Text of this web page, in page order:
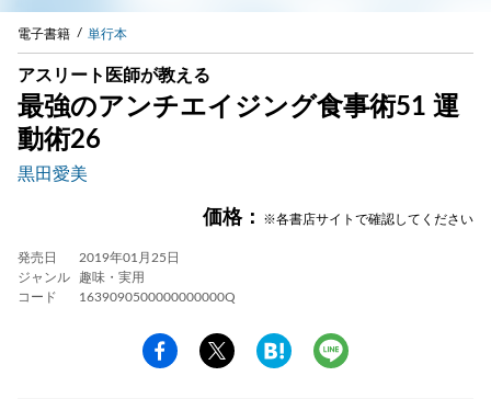
電子書籍 単行本
アスリート医師が教える
最強のアンチエイジング食事術51 運
動術26
黒田愛美
価格： ※各書店サイトで確認してください
発売日
2019年01月25日
ジャンル
趣味・実用
コード
1639090500000000000Q